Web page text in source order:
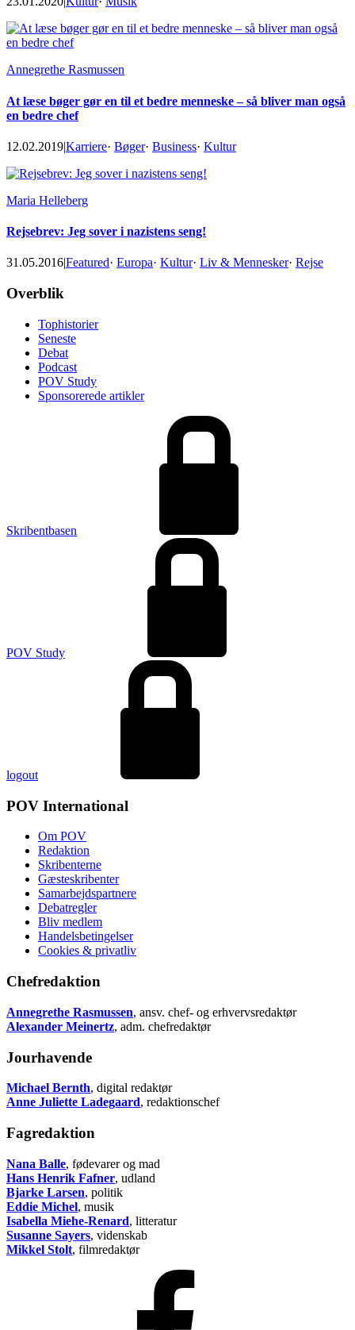
Annegrethe Rasmussen
At læse bøger gør en til et bedre menneske – så bliver man også
en bedre chef
12.02.2019|Karriere· Bøger· Business· Kultur
Maria Helleberg
Rejsebrev: Jeg sover i nazistens seng!
31.05.2016Featured· Europa· Kultur· Liv & Mennesker· Rejse
Footer
Overblik
Tophistorier
Seneste
Debat
Podcast
POV Study
Sponsorerede artikler
Skribentbasen
POV Study
logout
POV International
Om POV
Redaktion
Skribenterne
Gæsteskribenter
Samarbejdspartnere
Debatregler
Bliv medlem
Handelsbetingelser
Cookies & privatliv
Chefredaktion
Annegrethe Rasmussen, ansv. chef- og erhvervsredaktør
Alexander Meinertz, adm. chefredaktør
Jourhavende
Michael Bernth, digital redaktør
Anne Juliette Ladegaard, redaktionschef
Fagredaktion
Nana Balle, fødevarer og mad
Hans Henrik Fafner, udland
Bjarke Larsen, politik
Eddie Michel, musik
Isabella Miehe-Renard, litteratur
Susanne Sayers, videnskab
Mikkel Stolt, filmredaktør